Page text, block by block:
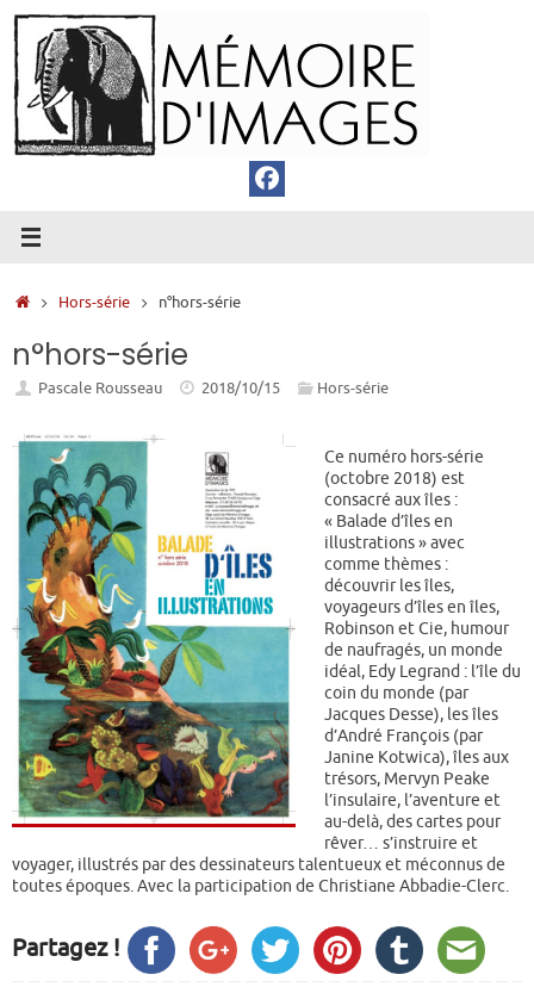
Passer
au
contenu
Accueil
Hors-série n°hors-série
n°hors-série
Pascale Rousseau 2018/10/15 Hors-série
Ce numéro hors-série
(octobre 2018) est
consacré aux îles :
« Balade d’îles en
illustrations » avec
comme thèmes :
découvrir les îles,
voyageurs d’îles en îles,
Robinson et Cie, humour
de naufragés, un monde
idéal, Edy Legrand : l’île du
coin du monde (par
Jacques Desse), les îles
d’André François (par
Janine Kotwica), îles aux
trésors, Mervyn Peake
l’insulaire, l’aventure et
au-delà, des cartes pour
rêver… s’instruire et
voyager, illustrés par des dessinateurs talentueux et méconnus de
toutes époques. Avec la participation de Christiane Abbadie-Clerc.
Partagez !